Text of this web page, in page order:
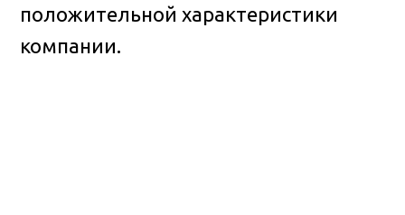
положительной характеристики
компании.